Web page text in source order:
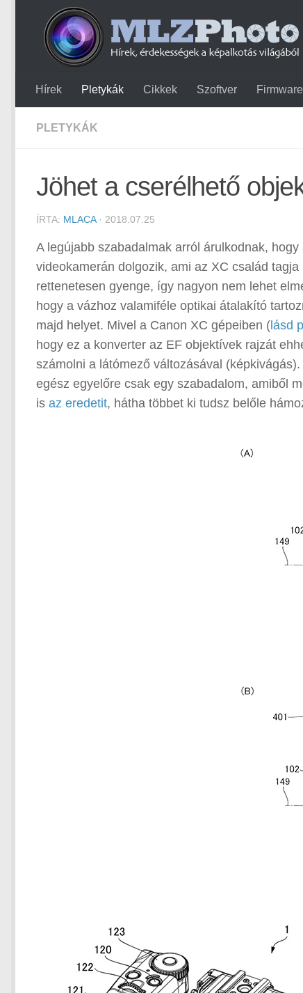
Hírek Pletykák Cikkek Szoftver Firmware
PLETYKÁK
Jöhet a cserélhető
ÍRTA: MLACA· 2018.07.25
A legújabb szabadalmak arról árulkodnak,
videokamerán dolgozik, ami az XC család
rettenetesen gyenge, így nagyon nem lehet
hogy a vázhoz valamiféle optikai átalakító
majd helyet. Mivel a Canon XC gépeiben ( lásd
hogy ez a konverter az EF objektívek rajzát
számolni a látómező változásával
egész egyelőre csak egy szabadalom, amiből
is az eredetit, hátha többet ki tudsz belőle